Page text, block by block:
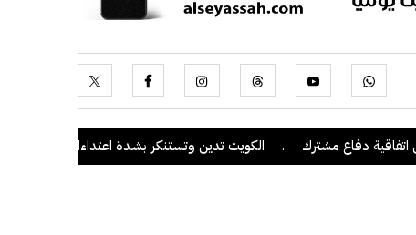
دفاع مشترك . الكويت تدين وتستنكر بشدة اعتداءات ميليشيا الحوثي